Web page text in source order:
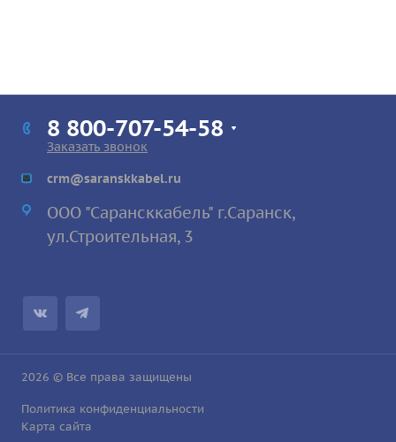
8 800-707-54-58
Заказать звонок
crm@saranskkabel.ru
ООО "Сарансккабель" г.Саранск,
ул.Строительная, 3
2026 © Все права защищены
Политика конфиденциальности
Карта сайта